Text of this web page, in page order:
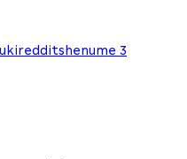
redditshenume 3